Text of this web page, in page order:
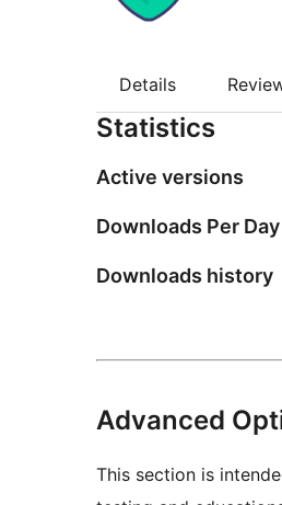
Details
Statistics
Active versions
Downloads Per Day
Downloads history
Advanced
This section is